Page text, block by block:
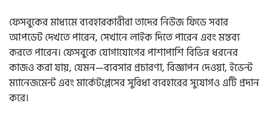
ফেসবুকের মাধ্যমে ব্যবহারকারীরা তাদের নিউজ ফিডে সবার
আপডেট দেখতে পারেন, সেখানে লাইক দিতে পারেন এবং মন্তব্য
করতে পারেন। ফেসবুকে যোগাযোগের পাশাপাশি বিভিন্ন ধরনের
কাজও করা যায়, যেমন—ব্যবসার প্রচারণা, বিজ্ঞাপন দেওয়া, ইভেন্ট
ম্যানেজমেন্ট এবং মার্কেটপ্লেসের সুবিধা ব্যবহারের সুযোগও এটি প্রদান
করে।